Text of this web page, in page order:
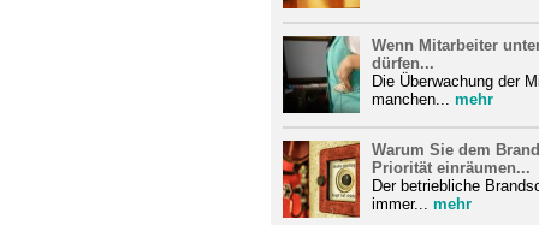
Wenn Mitarbeiter
dürfen...
Die Überwachung der
manchen... mehr
Warum Sie dem
Priorität einräumen...
Der betriebliche
immer... mehr